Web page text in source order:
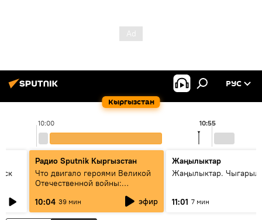
Кыргызстан
РУС
10:00 10:55
Радио Sputnik Кыргызстан
Что двигало героями Великой
Отечественной войны:
Тулебердиева
10:04 39 мин эфир
Жаңылыктар
Жаңылыктар.
11:01 7 мин